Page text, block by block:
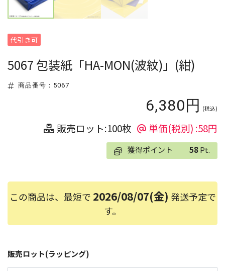
代引き可
5067 包装紙「HA-MON(波紋)」(紺)
商品番号：5067
6,380円 (税込)
販売ロット:100枚 単価(税別) :58円
獲得ポイント 58Pt.
この商品は、最短で 2026/08/07(金) 発送予定で
す。
販売ロット(ラッピング)